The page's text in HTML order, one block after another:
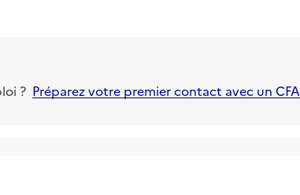
? Préparez votre premier contact avec un CFA